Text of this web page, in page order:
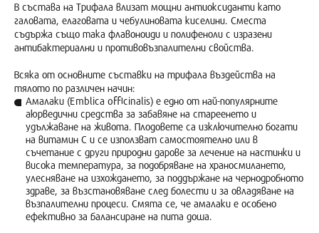
В състава на Трифала влизат мощни антиоксиданти като
галовата, елаговата и чебулиновата киселини. Сместа
съдържа също така флавоноиди и полифеноли с изразени
антибактериални и противовъзпалителни свойства.
Всяка от основните съставки на трифала въздейства на
тялото по различен начин:
Амалаки (Emblica officinalis) е едно от най-популярните
аюрведични средства за забавяне на стареенето и
удължаване на живота. Плодовете са изключително богати
на витамин С и се използват самостоятелно или в
съчетание с други природни дарове за лечение на настинки и
висока температура, за подобряване на храносмилането,
улесняване на изхождането, за поддържане на чернодробното
здраве, за възстановяване след болести и за овладяване на
възпалителни процеси. Смята се, че амалаки е особено
ефективно за балансиране на пита доша.